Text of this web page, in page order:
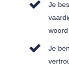
Je
woord
Je